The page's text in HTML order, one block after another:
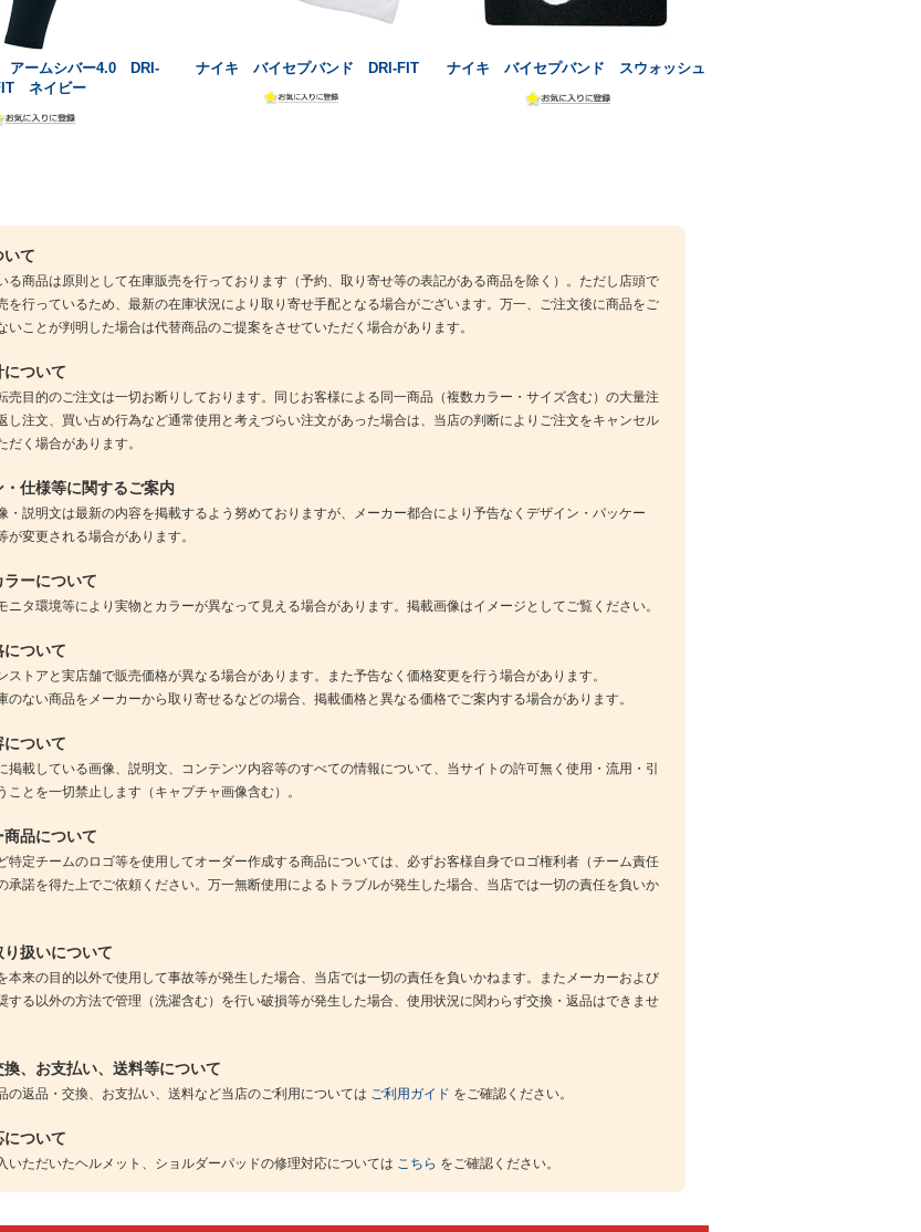
アームシバー4.0 DRI-
ネイビー
ナイキ バイセプバンド DRI-FIT ナイキ バイセプバンド スウォッシュ
いて
る商品は原則として在庫販売を行っております（予約、取り寄せ等の表記がある商品を除く）。ただし店頭で
を行っているため、最新の在庫状況により取り寄せ手配となる場合がございます。万一、ご注文後に商品をご
いことが判明した場合は代替商品のご提案をさせていただく場合があります。
について
売目的のご注文は一切お断りしております。同じお客様による同一商品（複数カラー・サイズ含む）の大量注
し注文、買い占め行為など通常使用と考えづらい注文があった場合は、当店の判断によりご注文をキャンセル
だく場合があります。
・仕様等に関するご案内
・説明文は最新の内容を掲載するよう努めておりますが、メーカー都合により予告なくデザイン・パッケー
が変更される場合があります。
ラーについて
ニタ環境等により実物とカラーが異なって見える場合があります。掲載画像はイメージとしてご覧ください。
について
ストアと実店舗で販売価格が異なる場合があります。また予告なく価格変更を行う場合があります。
のない商品をメーカーから取り寄せるなどの場合、掲載価格と異なる価格でご案内する場合があります。
ついて
掲載している画像、説明文、コンテンツ内容等のすべての情報について、当サイトの許可無く使用・流用・引
ことを一切禁止します（キャプチャ画像含む）。
商品について
特定チームのロゴ等を使用してオーダー作成する商品については、必ずお客様自身でロゴ権利者（チーム責任
承諾を得た上でご依頼ください。万一無断使用によるトラブルが発生した場合、当店では一切の責任を負いか
り扱いについて
本来の目的以外で使用して事故等が発生した場合、当店では一切の責任を負いかねます。またメーカーおよび
する以外の方法で管理（洗濯含む）を行い破損等が発生した場合、使用状況に関わらず交換・返品はできませ
換、お支払い、送料等について
の返品・交換、お支払い、送料など当店のご利用については ご利用ガイド をご確認ください。
ついて
いただいたヘルメット、ショルダーパッドの修理対応については こちら をご確認ください。